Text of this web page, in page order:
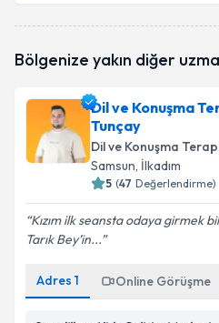
takvimi talebi oluşturun.
bilgilendireceğiz.
E-posta Adresiniz
Kişisel verilerimin
Metni
Takvim
Bölgenize yakın diğer
Dil ve Konuşma
Tunçay
Dil ve Konuşma
Samsun, İlkadım
5 (47 Değerlendirme)
Kızım ilk seansta odaya girmek
Tarık Bey’in...
Adres 1 Online Görüşme